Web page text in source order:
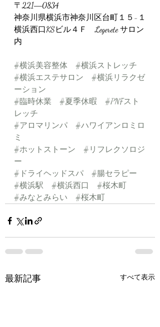
〒221―0834
神奈川県横浜市神奈川区台町１５−１
横浜西口KSビル４Ｆ　Legerete サロン
内
#横浜美容整体
#横浜ストレッチ
#横浜エステサロン
#横浜リラクゼ
ーション
#臨時休業
#夏季休暇
#PNFスト
レッチ
#アロマリンパ
#ハワイアンロミロ
ミ
#ホットストーン
#リフレクソロジ
ー
#ドライヘッドスパ
#腸セラピー
#横浜駅
#横浜西口
#桜木町
#みなとみらい
#桜木町
最新記事 すべて表示